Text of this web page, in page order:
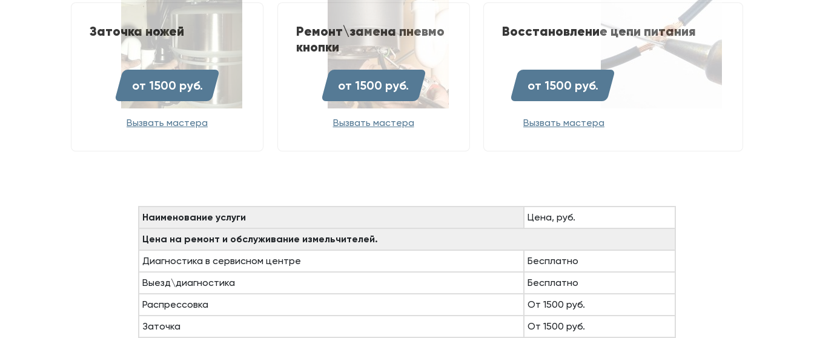
Заточка ножей
от 1500 руб.
Вызвать мастера
Ремонт\замена пневмо
кнопки
от 1500 руб.
Вызвать мастера
Восстановление цепи питания
от 1500 руб.
Вызвать мастера
Наименование услуги
Цена, руб.
Цена на ремонт и обслуживание измельчителей.
Диагностика в сервисном центре
Бесплатно
Выезд\диагностика
Бесплатно
Распрессовка
От 1500 руб.
Заточка
От 1500 руб.